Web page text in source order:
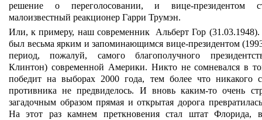
решение о переголосовании, и вице-президентом
малоизвестный реакционер Гарри Трумэн.
Или, к примеру, наш современник Альберт Гор
был весьма ярким и запоминающимся вице-президентом
период, пожалуй, самого благополучного
Клинтон) современной Америки. Никто не сомневался в
победит на выборах 2000 года, тем более что никакого
противника не предвиделось. И вновь каким-то очень
загадочным образом прямая и открытая дорога
На этот раз камнем преткновения стал штат Флорида,